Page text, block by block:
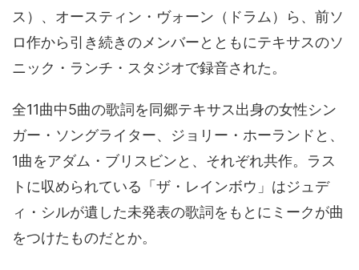
ス）、オースティン・ヴォーン（ドラム）ら、前ソ
ロ作から引き続きのメンバーとともにテキサスのソ
ニック・ランチ・スタジオで録音された。
全11曲中5曲の歌詞を同郷テキサス出身の女性シン
ガー・ソングライター、ジョリー・ホーランドと、
1曲をアダム・ブリスビンと、それぞれ共作。ラス
トに収められている「ザ・レインボウ」はジュデ
ィ・シルが遺した未発表の歌詞をもとにミークが曲
をつけたものだとか。